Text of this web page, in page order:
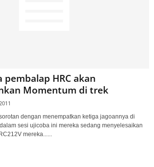
pembalap HRC akan
Momentum di trek
dengan menempatkan ketiga jagoannya di
sesi ujicoba ini mereka sedang menyelesaikan
mereka......